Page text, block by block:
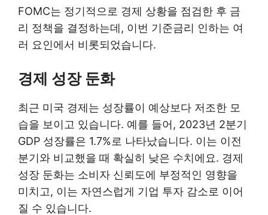
FOMC는 정기적으로 경제 상황을 점검한 후 금
리 정책을 결정하는데, 이번 기준금리 인하는 여
러 요인에서 비롯되었습니다.
경제 성장 둔화
최근 미국 경제는 성장률이 예상보다 저조한 모
습을 보이고 있습니다. 예를 들어, 2023년 2분기
GDP 성장률은 1.7%로 나타났습니다. 이는 이전
분기와 비교했을 때 확실히 낮은 수치에요. 경제
성장 둔화는 소비자 신뢰도에 부정적인 영향을
미치고, 이는 자연스럽게 기업 투자 감소로 이어
질 수 있습니다.